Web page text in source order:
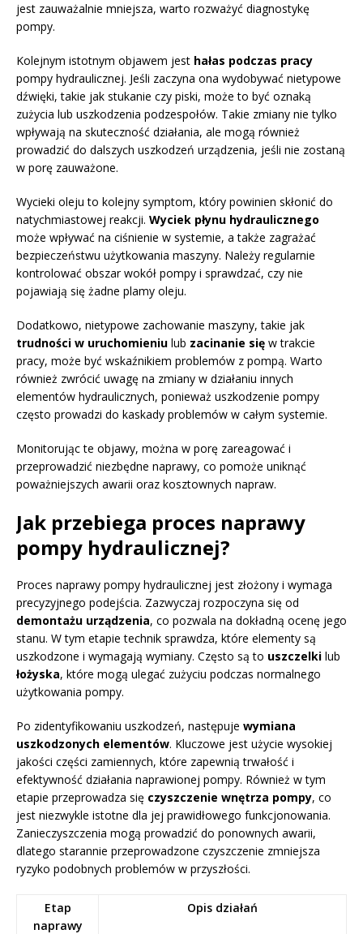
jest zauważalnie mniejsza, warto rozważyć diagnostykę
pompy.
Kolejnym istotnym objawem jest hałas podczas pracy
pompy hydraulicznej. Jeśli zaczyna ona wydobywać nietypowe
dźwięki, takie jak stukanie czy piski, może to być oznaką
zużycia lub uszkodzenia podzespołów. Takie zmiany nie tylko
wpływają na skuteczność działania, ale mogą również
prowadzić do dalszych uszkodzeń urządzenia, jeśli nie zostaną
w porę zauważone.
Wycieki oleju to kolejny symptom, który powinien skłonić do
natychmiastowej reakcji. Wyciek płynu hydraulicznego
może wpływać na ciśnienie w systemie, a także zagrażać
bezpieczeństwu użytkowania maszyny. Należy regularnie
kontrolować obszar wokół pompy i sprawdzać, czy nie
pojawiają się żadne plamy oleju.
Dodatkowo, nietypowe zachowanie maszyny, takie jak
trudności w uruchomieniu lub zacinanie się w trakcie
pracy, może być wskaźnikiem problemów z pompą. Warto
również zwrócić uwagę na zmiany w działaniu innych
elementów hydraulicznych, ponieważ uszkodzenie pompy
często prowadzi do kaskady problemów w całym systemie.
Monitorując te objawy, można w porę zareagować i
przeprowadzić niezbędne naprawy, co pomoże uniknąć
poważniejszych awarii oraz kosztownych napraw.
Jak przebiega proces naprawy
pompy hydraulicznej?
Proces naprawy pompy hydraulicznej jest złożony i wymaga
precyzyjnego podejścia. Zazwyczaj rozpoczyna się od
demontażu urządzenia, co pozwala na dokładną ocenę jego
stanu. W tym etapie technik sprawdza, które elementy są
uszkodzone i wymagają wymiany. Często są to uszczelki lub
łożyska, które mogą ulegać zużyciu podczas normalnego
użytkowania pompy.
Po zidentyfikowaniu uszkodzeń, następuje wymiana
uszkodzonych elementów. Kluczowe jest użycie wysokiej
jakości części zamiennych, które zapewnią trwałość i
efektywność działania naprawionej pompy. Również w tym
etapie przeprowadza się czyszczenie wnętrza pompy, co
jest niezwykle istotne dla jej prawidłowego funkcjonowania.
Zanieczyszczenia mogą prowadzić do ponownych awarii,
dlatego starannie przeprowadzone czyszczenie zmniejsza
ryzyko podobnych problemów w przyszłości.
Etap
naprawy
Opis działań